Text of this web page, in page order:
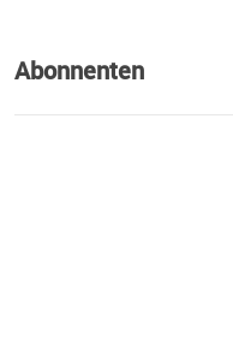
Abonnenten